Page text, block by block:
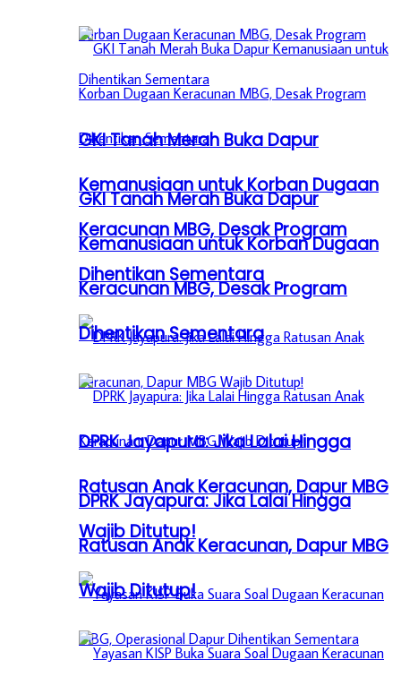
GKI Tanah Merah Buka Dapur
Kemanusiaan untuk Korban Dugaan
Keracunan MBG, Desak Program
Dihentikan Sementara
DPRK Jayapura: Jika Lalai Hingga
Ratusan Anak Keracunan, Dapur MBG
Wajib Ditutup!
GKI Tanah Merah Buka Dapur
Kemanusiaan untuk Korban Dugaan
Keracunan MBG, Desak Program
Dihentikan Sementara
DPRK Jayapura: Jika Lalai Hingga
Ratusan Anak Keracunan, Dapur MBG
Wajib Ditutup!